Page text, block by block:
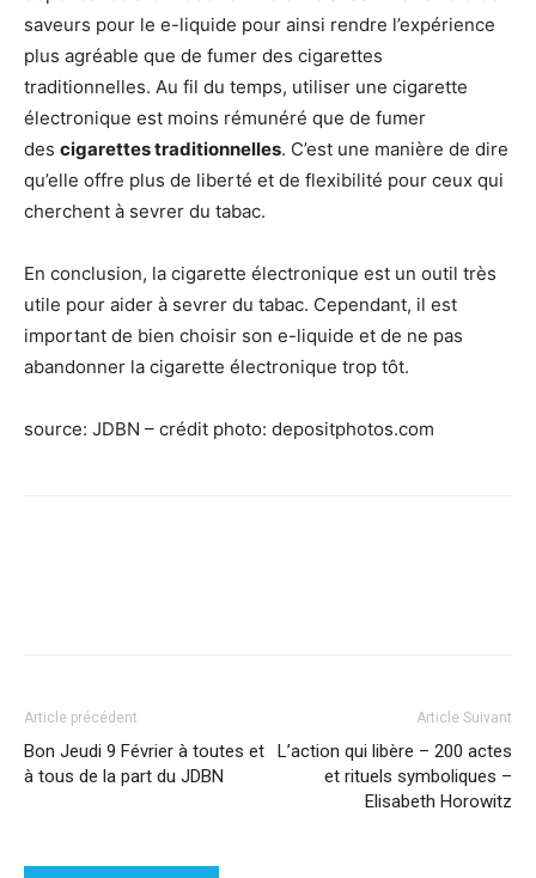
saveurs pour le e-liquide pour ainsi rendre l’expérience
plus agréable que de fumer des cigarettes
traditionnelles. Au fil du temps, utiliser une cigarette
électronique est moins rémunéré que de fumer
des cigarettes traditionnelles. C’est une manière de dire
qu’elle offre plus de liberté et de flexibilité pour ceux qui
cherchent à sevrer du tabac.
En conclusion, la cigarette électronique est un outil très
utile pour aider à sevrer du tabac. Cependant, il est
important de bien choisir son e-liquide et de ne pas
abandonner la cigarette électronique trop tôt.
source: JDBN – crédit photo: depositphotos.com
Article précédent
Bon Jeudi 9 Février à toutes et
à tous de la part du JDBN
Article Suivant
L’action qui libère – 200 actes
et rituels symboliques –
Elisabeth Horowitz